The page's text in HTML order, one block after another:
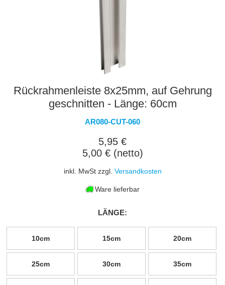
Rückrahmenleiste 8x25mm, auf Gehrung
geschnitten - Länge: 60cm
AR080-CUT-060
5,95 €
5,00 € (netto)
inkl. MwSt zzgl. Versandkosten
Ware lieferbar
LÄNGE:
10cm 15cm 20cm
25cm 30cm 35cm